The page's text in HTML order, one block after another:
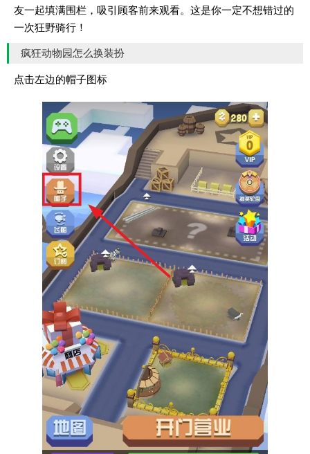
友一起填满围栏，吸引顾客前来观看。这是你一定不想错过的
一次狂野骑行！
疯狂动物园怎么换装扮
点击左边的帽子图标